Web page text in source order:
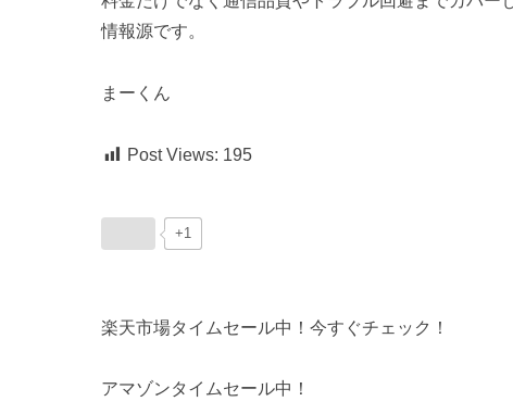
情報源です。
まーくん
Post Views: 195
+1
楽天市場タイムセール中！今すぐチェック！
アマゾンタイムセール中！